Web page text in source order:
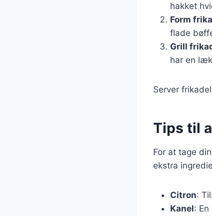
hakket
Form
flade
Grill
har en
Server
Tips til
For at tage
ekstra
Citron:
Kanel: